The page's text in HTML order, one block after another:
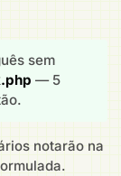
sem
— 5
notarão na